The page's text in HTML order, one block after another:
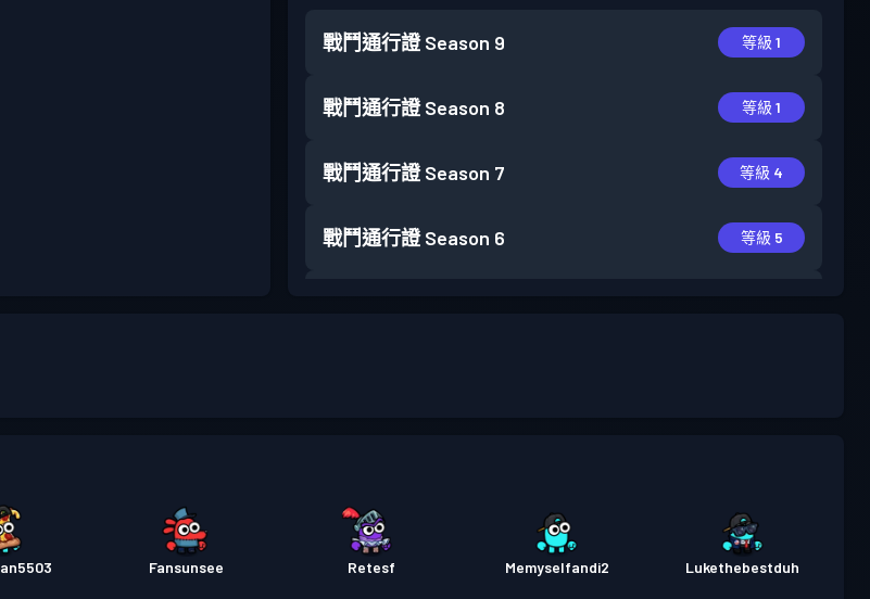
戰鬥通行證 Season 9 等級 1
戰鬥通行證 Season 8 等級 1
戰鬥通行證 Season 7 等級 4
戰鬥通行證 Season 6 等級 5
Fansunsee Retesf Memyselfandi2 Lukethebestduh